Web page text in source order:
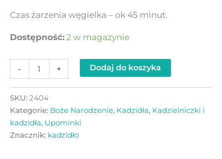
Czas żarzenia węgielka – ok 45 minut.
Dostępność: 2 w magazynie
- + Dodaj do koszyka
SKU: 2404
Kategorie: Boże Narodzenie, Kadzidła, Kadzielniczki i
kadzidła, Upominki
Znacznik: kadzidło